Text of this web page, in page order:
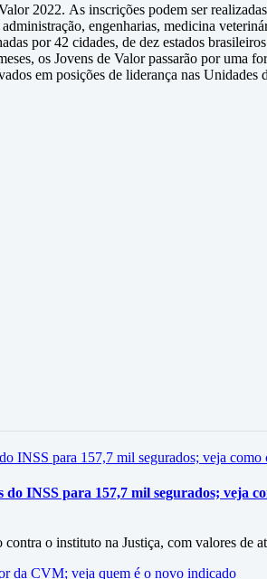
2022. As inscrições podem ser
engenharias, medicina
por 42 cidades, de dez estados
os Jovens de Valor passarão por
em posições de liderança nas
INSS para 157,7 mil segurados; veja
o instituto na Justiça, com valores de